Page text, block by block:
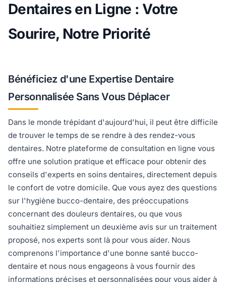
Dentaires en Ligne : Votre
Sourire, Notre Priorité
Bénéficiez d'une Expertise Dentaire
Personnalisée Sans Vous Déplacer
Dans le monde trépidant d'aujourd'hui, il peut être difficile
de trouver le temps de se rendre à des rendez-vous
dentaires. Notre plateforme de consultation en ligne vous
offre une solution pratique et efficace pour obtenir des
conseils d'experts en soins dentaires, directement depuis
le confort de votre domicile. Que vous ayez des questions
sur l'hygiène bucco-dentaire, des préoccupations
concernant des douleurs dentaires, ou que vous
souhaitiez simplement un deuxième avis sur un traitement
proposé, nos experts sont là pour vous aider. Nous
comprenons l'importance d'une bonne santé bucco-
dentaire et nous nous engageons à vous fournir des
informations précises et personnalisées pour vous aider à